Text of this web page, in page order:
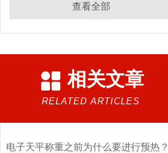
查看全部
相关文章
RELATED ARTICLES
电子天平称重之前为什么要进行预热？